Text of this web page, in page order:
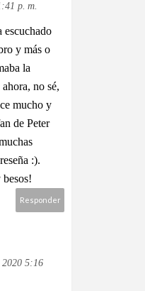
p. m.
escuchado
y más o
la
no sé,
mucho y
de Peter
:).
Responder
5:16